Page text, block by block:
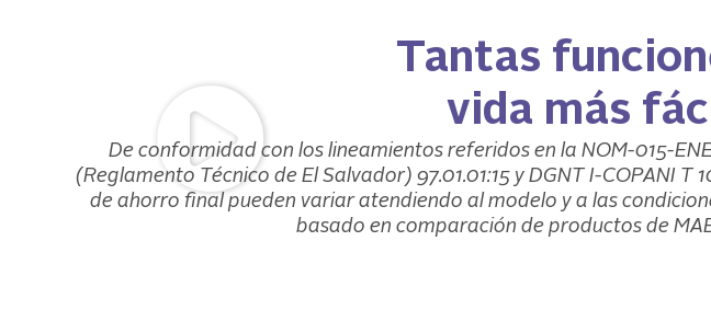
Tantas
vida más
De conformidad con los lineamientos referidos en la NOM-015-
(Reglamento Técnico de El Salvador) 97.01.01:15 y DGNT I-COPANI
de ahorro final pueden variar atendiendo al modelo y a las
basado en comparación de productos de